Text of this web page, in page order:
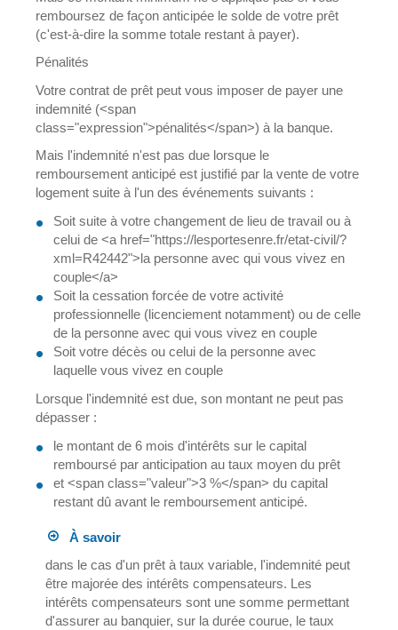
remboursez de façon anticipée le solde de votre prêt
(c'est-à-dire la somme totale restant à payer).
Pénalités
Votre contrat de prêt peut vous imposer de payer une
indemnité (<span
class="expression">pénalités</span>) à la banque.
Mais l'indemnité n'est pas due lorsque le
remboursement anticipé est justifié par la vente de votre
logement suite à l'un des événements suivants :
Soit suite à votre changement de lieu de travail ou à
celui de <a href="https://lesportesenre.fr/etat-civil/?
xml=R42442">la personne avec qui vous vivez en
couple</a>
Soit la cessation forcée de votre activité
professionnelle (licenciement notamment) ou de celle
de la personne avec qui vous vivez en couple
Soit votre décès ou celui de la personne avec
laquelle vous vivez en couple
Lorsque l'indemnité est due, son montant ne peut pas
dépasser :
le montant de 6 mois d'intérêts sur le capital
remboursé par anticipation au taux moyen du prêt
et <span class="valeur">3 %</span> du capital
restant dû avant le remboursement anticipé.
À savoir
dans le cas d'un prêt à taux variable, l'indemnité peut
être majorée des intérêts compensateurs. Les
intérêts compensateurs sont une somme permettant
d'assurer au banquier, sur la durée courue, le taux